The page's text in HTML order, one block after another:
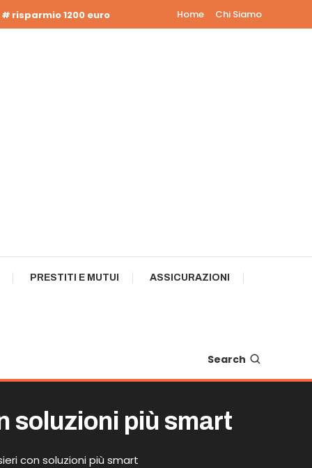
risparmio 1200 euro Home Chi Siamo
PRESTITI E MUTUI ASSICURAZIONI
Search
soluzioni più smart
con soluzioni più smart